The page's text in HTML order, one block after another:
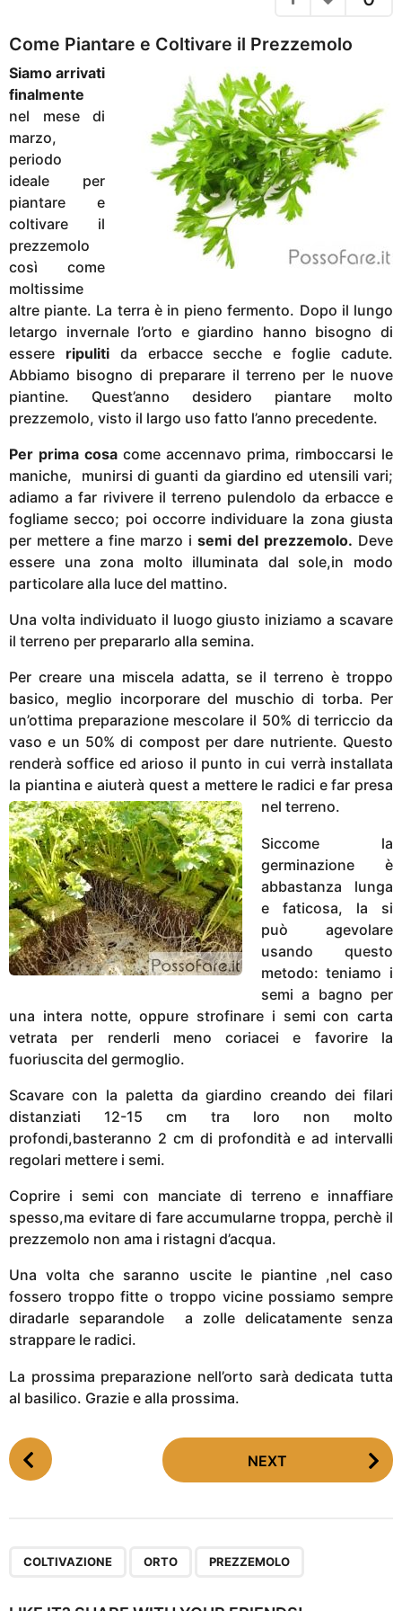
a
o
Come Piantare e Coltivare il Prezzemolo
Siamo arrivati
finalmente
nel mese di
marzo,
periodo
ideale per
piantare e
coltivare il
prezzemolo
così come
moltissime
altre piante. La terra è in pieno fermento. Dopo il lungo
letargo invernale l’orto e giardino hanno bisogno di
essere ripulitida erbacce secche e foglie cadute.
Abbiamo bisogno di preparare il terreno per le nuove
piantine. Quest’anno desidero piantare molto
prezzemolo, visto il largo uso fatto l’anno precedente.
Per prima cosa come accennavo prima, rimboccarsi le
maniche, munirsi di guanti da giardino ed utensili vari;
adiamo a far rivivere il terreno pulendolo da erbacce e
fogliame secco; poi occorre individuare la zona giusta
per mettere a fine marzo i semi del prezzemolo. Deve
essere una zona molto illuminata dal sole,in modo
particolare alla luce del mattino.
Una volta individuato il luogo giusto iniziamo a scavare
il terreno per prepararlo alla semina.
Per creare una miscela adatta, se il terreno è troppo
basico, meglio incorporare del muschio di torba. Per
un’ottima preparazione mescolare il 50% di terriccio da
vaso e un 50% di compost per dare nutriente. Questo
renderà soffice ed arioso il punto in cui verrà installata
la piantina e aiuterà quest a mettere le radici e far presa
nel terreno.
Siccome la
germinazione è
abbastanza lunga
e faticosa, la si
può agevolare
usando questo
metodo: teniamo i
semi a bagno per
una intera notte, oppure strofinare i semi con carta
vetrata per renderli meno coriacei e favorire la
fuoriuscita del germoglio.
Scavare con la paletta da giardino creando dei filari
distanziati 12-15 cm tra loro non molto
profondi,basteranno 2 cm di profondità e ad intervalli
regolari mettere i semi.
Coprire i semi con manciate di terreno e innaffiare
spesso,ma evitare di fare accumularne troppa, perchè il
prezzemolo non ama i ristagni d’acqua.
Una volta che saranno uscite le piantine ,nel caso
fossero troppo fitte o troppo vicine possiamo sempre
diradarle separandole a zolle delicatamente senza
strappare le radici.
La prossima preparazione nell’orto sarà dedicata tutta
al basilico. Grazie e alla prossima.
P
o
NEXT
COLTIVAZIONE ORTO PREZZEMOLO